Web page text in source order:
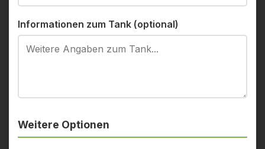
Informationen zum Tank (optional)
Weitere Optionen